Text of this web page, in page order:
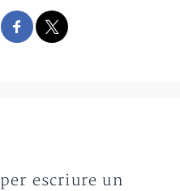
per escriure un